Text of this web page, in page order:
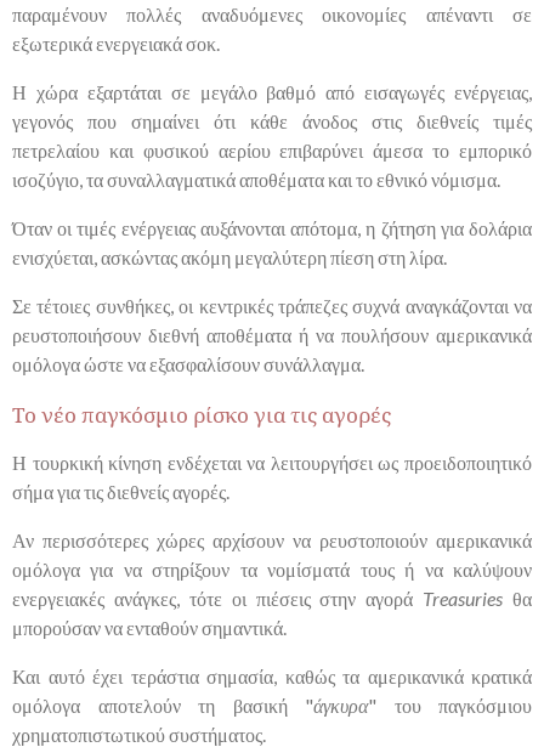
παραμένουν πολλές αναδυόμενες οικονομίες απέναντι σε
εξωτερικά ενεργειακά σοκ.
Η χώρα εξαρτάται σε μεγάλο βαθμό από εισαγωγές ενέργειας,
γεγονός που σημαίνει ότι κάθε άνοδος στις διεθνείς τιμές
πετρελαίου και φυσικού αερίου επιβαρύνει άμεσα το εμπορικό
ισοζύγιο, τα συναλλαγματικά αποθέματα και το εθνικό νόμισμα.
Όταν οι τιμές ενέργειας αυξάνονται απότομα, η ζήτηση για δολάρια
ενισχύεται, ασκώντας ακόμη μεγαλύτερη πίεση στη λίρα.
Σε τέτοιες συνθήκες, οι κεντρικές τράπεζες συχνά αναγκάζονται να
ρευστοποιήσουν διεθνή αποθέματα ή να πουλήσουν αμερικανικά
ομόλογα ώστε να εξασφαλίσουν συνάλλαγμα.
Το νέο παγκόσμιο ρίσκο για τις αγορές
Η τουρκική κίνηση ενδέχεται να λειτουργήσει ως προειδοποιητικό
σήμα για τις διεθνείς αγορές.
Αν περισσότερες χώρες αρχίσουν να ρευστοποιούν αμερικανικά
ομόλογα για να στηρίξουν τα νομίσματά τους ή να καλύψουν
ενεργειακές ανάγκες, τότε οι πιέσεις στην αγορά Treasuries θα
μπορούσαν να ενταθούν σημαντικά.
Και αυτό έχει τεράστια σημασία, καθώς τα αμερικανικά κρατικά
ομόλογα αποτελούν τη βασική "άγκυρα" του παγκόσμιου
χρηματοπιστωτικού συστήματος.